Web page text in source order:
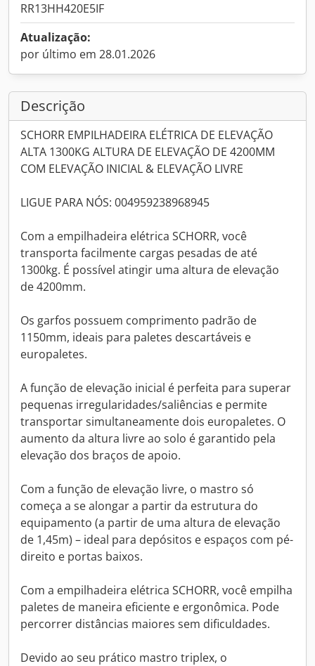
RR13HH420E5IF
Atualização:
por último em 28.01.2026
Descrição
SCHORR EMPILHADEIRA ELÉTRICA DE ELEVAÇÃO
ALTA 1300KG ALTURA DE ELEVAÇÃO DE 4200MM
COM ELEVAÇÃO INICIAL & ELEVAÇÃO LIVRE
LIGUE PARA NÓS: 004959238968945
Com a empilhadeira elétrica SCHORR, você
transporta facilmente cargas pesadas de até
1300kg. É possível atingir uma altura de elevação
de 4200mm.
Os garfos possuem comprimento padrão de
1150mm, ideais para paletes descartáveis e
europaletes.
A função de elevação inicial é perfeita para superar
pequenas irregularidades/saliências e permite
transportar simultaneamente dois europaletes. O
aumento da altura livre ao solo é garantido pela
elevação dos braços de apoio.
Com a função de elevação livre, o mastro só
começa a se alongar a partir da estrutura do
equipamento (a partir de uma altura de elevação
de 1,45m) – ideal para depósitos e espaços com pé-
direito e portas baixos.
Com a empilhadeira elétrica SCHORR, você empilha
paletes de maneira eficiente e ergonômica. Pode
percorrer distâncias maiores sem dificuldades.
Devido ao seu prático mastro triplex, o